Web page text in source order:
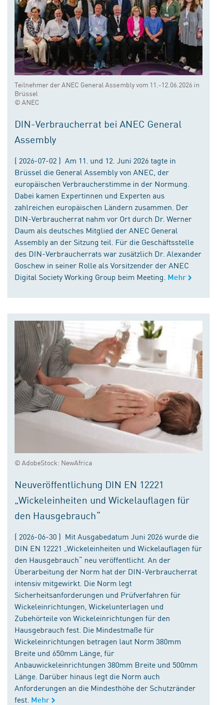
Teilnehmer der ANEC General Assembly vom 11.-12.06.2026 in
Brüssel
© ANEC
DIN-Verbraucherrat bei ANEC General
Assembly
( 2026-07-02 ) Am 11. und 12. Juni 2026 tagte in
Brüssel die General Assembly von ANEC, der
europäischen Verbraucherstimme in der Normung.
Dabei kamen Expertinnen und Experten aus
zahlreichen europäischen Ländern zusammen. Der
DIN-Verbraucherrat nahm vor Ort durch Dr. Werner
Daum als deutsches Mitglied der ANEC General
Assembly an der Sitzung teil. Für die Geschäftsstelle
des DIN-Verbraucherrats war zusätzlich Dr. Alexander
Goschew in seiner Rolle als Vorsitzender der ANEC
Digital Society Working Group beim Meeting. Mehr
© AdobeStock: NewAfrica
Neuveröffentlichung DIN EN 12221
„Wickeleinheiten und Wickelauflagen für
den Hausgebrauch“
( 2026-06-30 ) Mit Ausgabedatum Juni 2026 wurde die
DIN EN 12221 „Wickeleinheiten und Wickelauflagen für
den Hausgebrauch“ neu veröffentlicht. An der
Überarbeitung der Norm hat der DIN-Verbraucherrat
intensiv mitgewirkt. Die Norm legt
Sicherheitsanforderungen und Prüfverfahren für
Wickeleinrichtungen, Wickelunterlagen und
Zubehörteile von Wickeleinrichtungen für den
Hausgebrauch fest. Die Mindestmaße für
Wickeleinrichtungen betragen laut Norm 380mm
Breite und 650mm Länge, für
Anbauwickeleinrichtungen 380mm Breite und 500mm
Länge. Darüber hinaus legt die Norm auch
Anforderungen an die Mindesthöhe der Schutzränder
fest. Mehr